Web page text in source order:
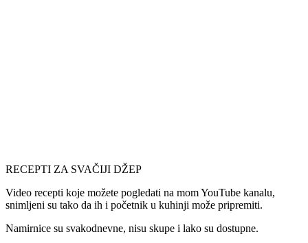
RECEPTI ZA SVAČIJI DŽEP
Video recepti koje možete pogledati na mom YouTube kanalu,
snimljeni su tako da ih i početnik u kuhinji može pripremiti.
Namirnice su svakodnevne, nisu skupe i lako su dostupne.